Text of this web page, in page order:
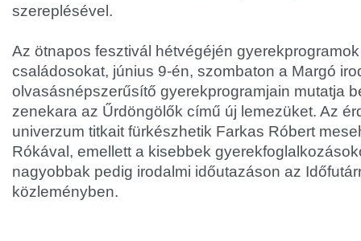
szereplésével.
Az ötnapos fesztivál hétvégéjén
családosokat, június 9-én, szombaton a Margó
olvasásnépszerűsítő gyerekprogramjain mutatja
zenekara az Űrdöngölők című új lemezüket. Az
univerzum titkait fürkészhetik Farkas Róbert
Rókával, emellett a kisebbek
nagyobbak pedig irodalmi időutazáson az
közleményben.